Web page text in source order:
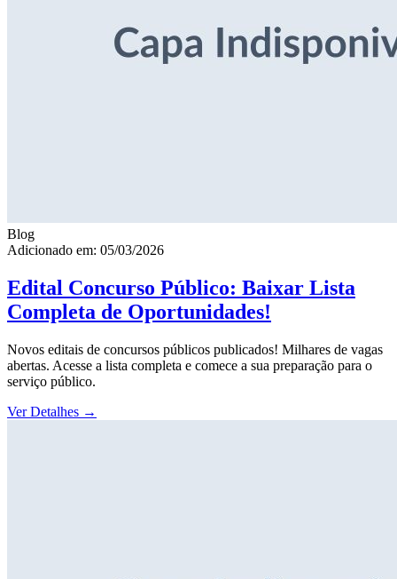
Blog
Adicionado em: 05/03/2026
Edital Concurso Público: Baixar Lista
Completa de Oportunidades!
Novos editais de concursos públicos publicados! Milhares de vagas
abertas. Acesse a lista completa e comece a sua preparação para o
serviço público.
Ver Detalhes →